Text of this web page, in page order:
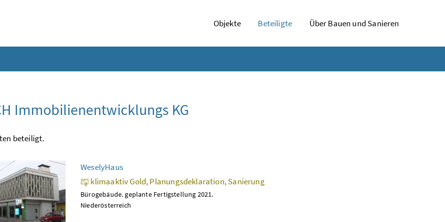
Objekte Beteiligte Über Bauen und Sanieren
Immobilienentwicklungs KG
beteiligt.
WeselyHaus
klimaaktiv Gold, Planungsdeklaration, Sanierung
Bürogebäude. geplante Fertigstellung 2021.
Niederösterreich